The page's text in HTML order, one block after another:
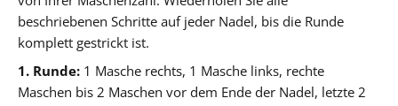
beschriebenen Schritte auf jeder Nadel, bis die Runde
komplett gestrickt ist.
1. Runde: 1 Masche rechts, 1 Masche links, rechte
Maschen bis 2 Maschen vor dem Ende der Nadel, letzte 2